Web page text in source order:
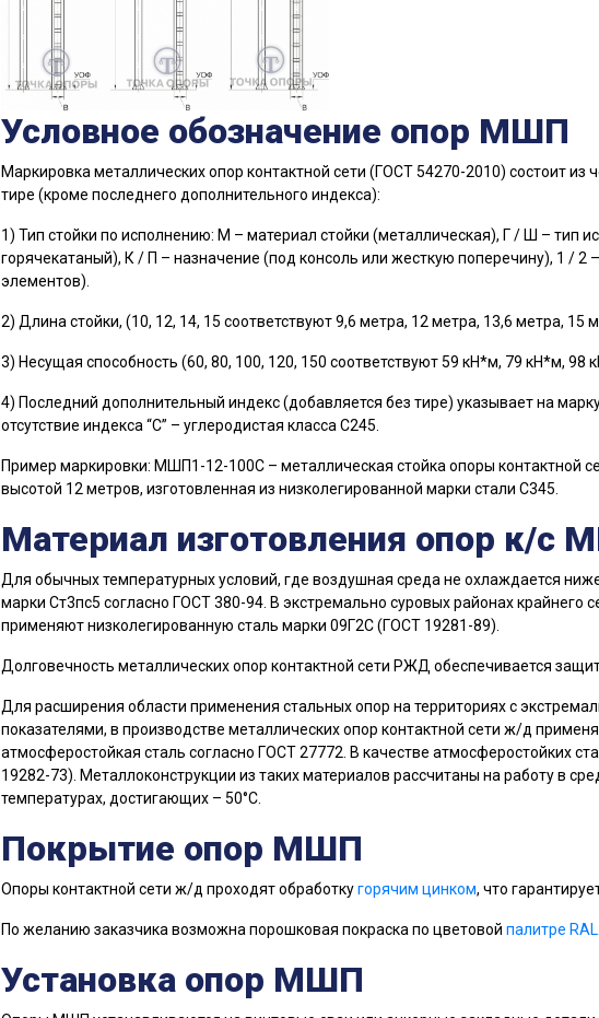
Условное обозначение опор МШП
Маркировка металлических опор контактной сети (ГОСТ 54270-2010) состоит
тире (кроме последнего дополнительного индекса):
1) Тип стойки по исполнению: М – материал стойки (металлическая), Г / Ш – тип
горячекатаный), К / П – назначение (под консоль или жесткую поперечину), 1 / 2
элементов).
2) Длина стойки, (10, 12, 14, 15 соответствуют 9,6 метра, 12 метра, 13,6 метра, 15
3) Несущая способность (60, 80, 100, 120, 150 соответствуют 59 кН*м, 79 кН*м, 98
4) Последний дополнительный индекс (добавляется без тире) указывает на
отсутствие индекса “С” – углеродистая класса С245.
Пример маркировки: МШП1-12-100С – металлическая стойка опоры контактной
высотой 12 метров, изготовленная из низколегированной марки стали С345.
Материал изготовления опор к/с
Для обычных температурных условий, где воздушная среда не охлаждается
марки Ст3пс5 согласно ГОСТ 380-94. В экстремально суровых районах крайнего
применяют низколегированную сталь марки 09Г2С (ГОСТ 19281-89).
Долговечность металлических опор контактной сети РЖД обеспечивается
Для расширения области применения стальных опор на территориях с
показателями, в производстве металлических опор контактной сети ж/д
атмосферостойкая сталь согласно ГОСТ 27772. В качестве атмосферостойких
19282-73). Металлоконструкции из таких материалов рассчитаны на работу в
температурах, достигающих – 50°С.
Покрытие опор МШП
Опоры контактной сети ж/д проходят обработкугорячим цинком, что
По желанию заказчика возможна порошковая покраска по цветовой палитре RAL
Установка опор МШП